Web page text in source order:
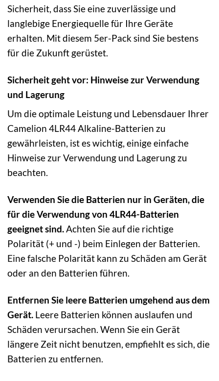
Sicherheit, dass Sie eine zuverlässige und
langlebige Energiequelle für Ihre Geräte
erhalten. Mit diesem 5er-Pack sind Sie bestens
für die Zukunft gerüstet.
Sicherheit geht vor: Hinweise zur Verwendung
und Lagerung
Um die optimale Leistung und Lebensdauer Ihrer
Camelion 4LR44 Alkaline-Batterien zu
gewährleisten, ist es wichtig, einige einfache
Hinweise zur Verwendung und Lagerung zu
beachten.
Verwenden Sie die Batterien nur in Geräten, die
für die Verwendung von 4LR44-Batterien
geeignet sind.Achten Sie auf die richtige
Polarität (+ und -) beim Einlegen der Batterien.
Eine falsche Polarität kann zu Schäden am Gerät
oder an den Batterien führen.
Entfernen Sie leere Batterien umgehend aus dem
Gerät. Leere Batterien können auslaufen und
Schäden verursachen. Wenn Sie ein Gerät
längere Zeit nicht benutzen, empfiehlt es sich, die
Batterien zu entfernen.